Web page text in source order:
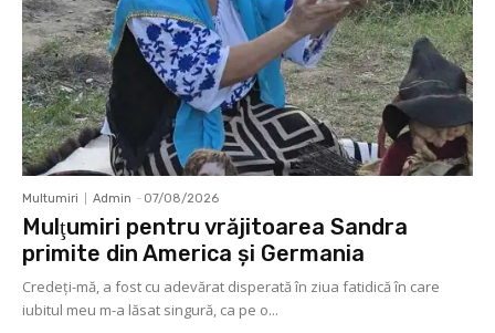
Multumiri Admin - 07/08/2026
Mulţumiri pentru vrăjitoarea Sandra
primite din America și Germania
Credeți-mă, a fost cu adevărat disperată în ziua fatidică în care
iubitul meu m-a lăsat singură, ca pe o...